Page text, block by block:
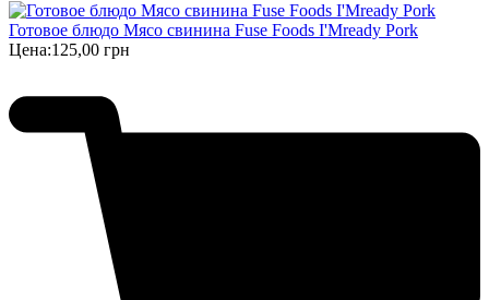
Готовое блюдо Мясо свинина Fuse Foods I'Mready Pork
Цена:125,00 грн